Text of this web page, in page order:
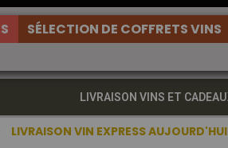
SÉLECTION DE COFFRETS VINS
LIVRAISON VINS ET
LIVRAISON VIN EXPRESS